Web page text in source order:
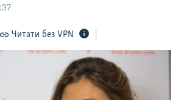
Читати без VPN